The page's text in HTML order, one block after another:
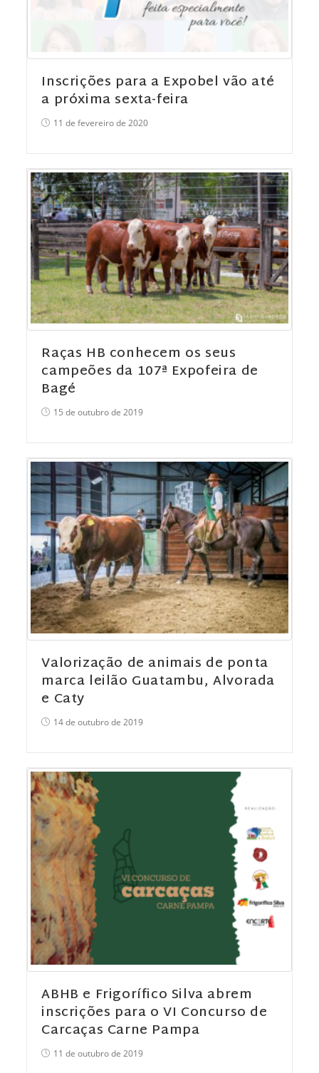
Inscrições para a Expobel vão até
a próxima sexta-feira
11 de fevereiro de 2020
Raças HB conhecem os seus
campeões da 107ª Expofeira de
Bagé
15 de outubro de 2019
Valorização de animais de ponta
marca leilão Guatambu, Alvorada
e Caty
14 de outubro de 2019
ABHB e Frigorífico Silva abrem
inscrições para o VI Concurso de
Carcaças Carne Pampa
11 de outubro de 2019